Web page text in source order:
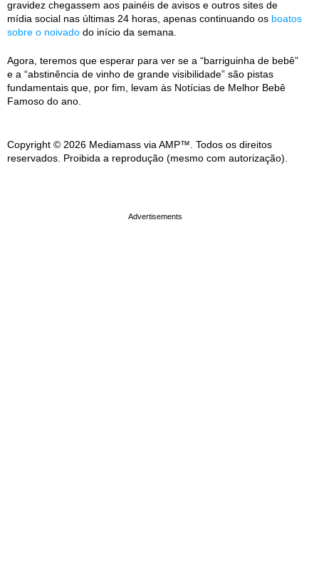
gravidez chegassem aos painéis de avisos e outros sites de
mídia social nas últimas 24 horas, apenas continuando os boatos
sobre o noivado do início da semana.
Agora, teremos que esperar para ver se a “barriguinha de bebê”
e a “abstinência de vinho de grande visibilidade” são pistas
fundamentais que, por fim, levam às Notícias de Melhor Bebê
Famoso do ano.
Copyright © 2026 Mediamass via AMP™. Todos os direitos
reservados. Proibida a reprodução (mesmo com autorização).